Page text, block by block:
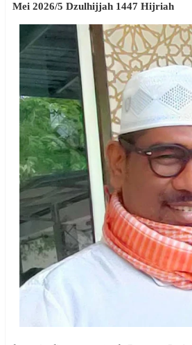
Mei 2026/5 Dzulhijjah 1447 Hijriah